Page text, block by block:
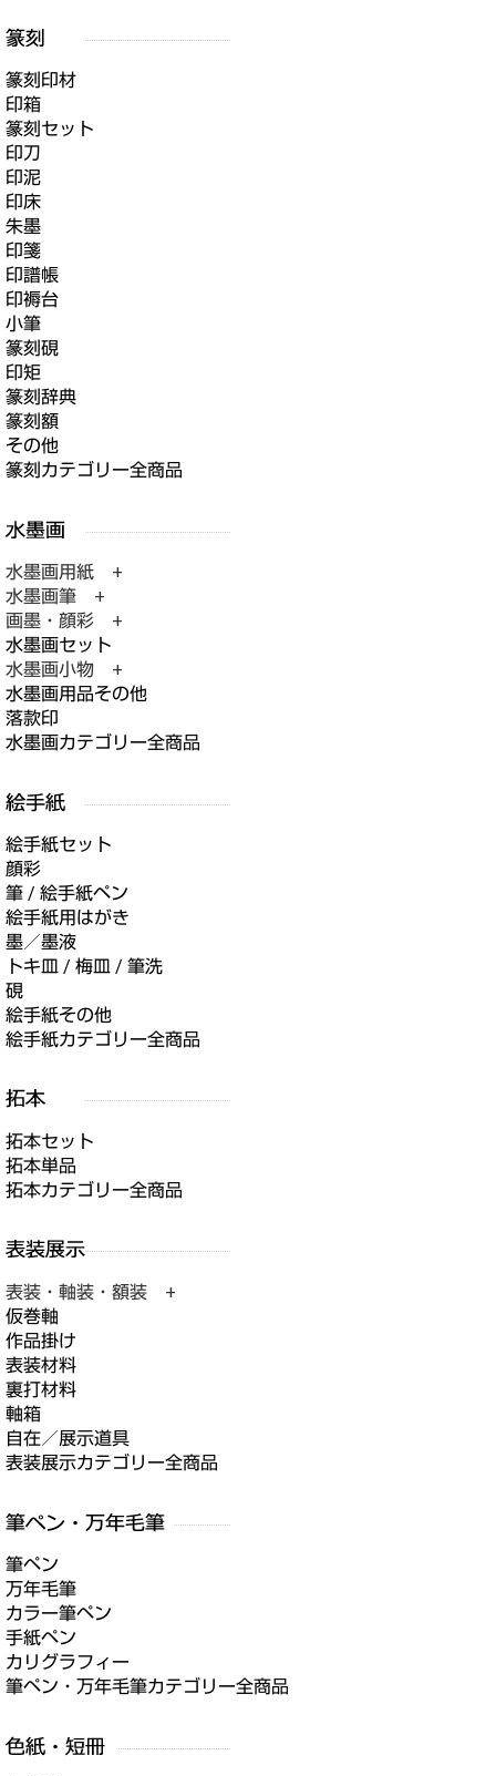
篆刻印材
印箱
篆刻セット
印刀
印泥
印床
朱墨
印箋
印譜帳
印褥台
小筆
篆刻硯
印矩
篆刻辞典
篆刻額
その他
篆刻カテゴリー全商品
水墨画用紙 +
水墨画筆 +
画墨・顔彩 +
水墨画セット
水墨画小物 +
水墨画用品その他
落款印
水墨画カテゴリー全商品
絵手紙セット
顔彩
筆 / 絵手紙ペン
絵手紙用はがき
墨／墨液
トキ皿 / 梅皿 / 筆洗
硯
絵手紙その他
絵手紙カテゴリー全商品
拓本セット
拓本単品
拓本カテゴリー全商品
表装・軸装・額装 +
仮巻軸
作品掛け
表装材料
裏打材料
軸箱
自在／展示道具
表装展示カテゴリー全商品
筆ペン
万年毛筆
カラー筆ペン
手紙ペン
カリグラフィー
筆ペン・万年毛筆カテゴリー全商品